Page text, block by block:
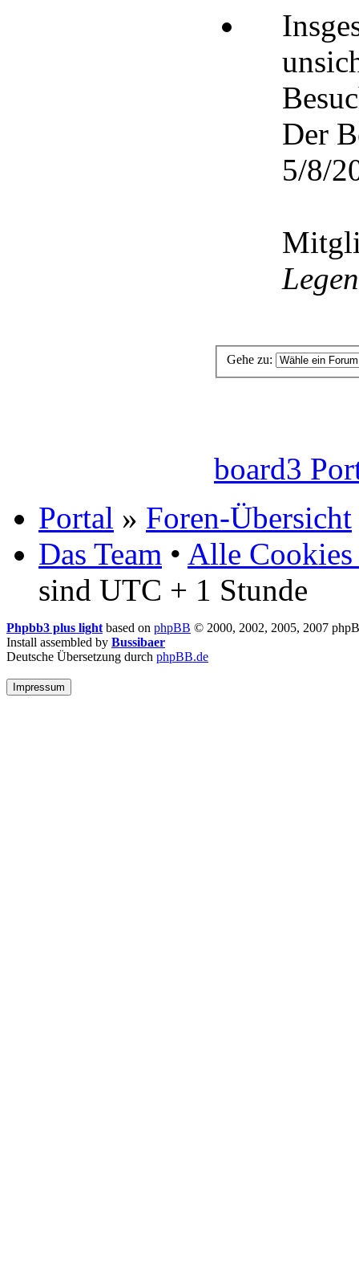
Der
5/8/
Gehe zu:
board3
Portal » Foren-Übersicht
Das Team • Alle Cookies
sind UTC + 1 Stunde
Phpbb3 plus lightbased on phpBB © 2000, 2002, 2005, 2007
Install assembled by Bussibaer
Deutsche Übersetzung durch phpBB.de